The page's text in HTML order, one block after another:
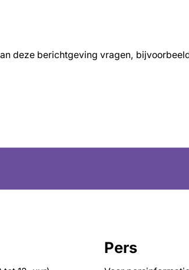
deze berichtgeving vragen,
Pers